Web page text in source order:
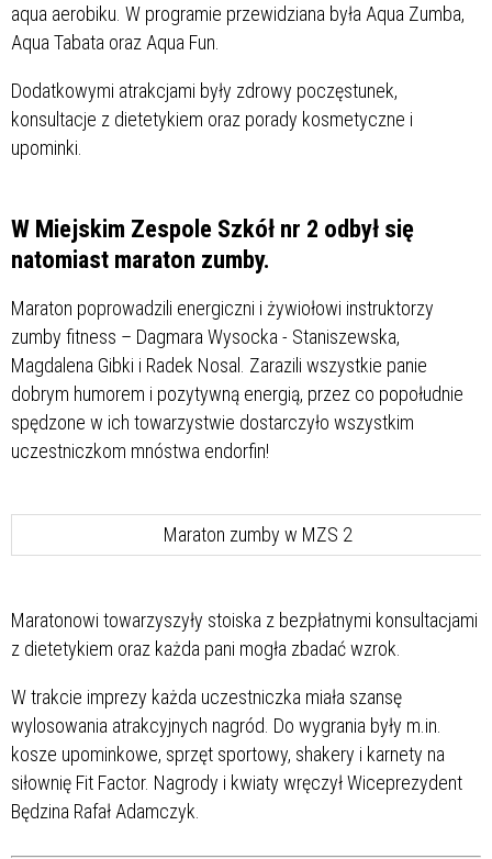
aqua aerobiku. W programie przewidziana była Aqua Zumba,
Aqua Tabata oraz Aqua Fun.
Dodatkowymi atrakcjami były zdrowy poczęstunek,
konsultacje z dietetykiem oraz porady kosmetyczne i
upominki.
W Miejskim Zespole Szkół nr 2 odbył się
natomiast maraton zumby.
Maraton poprowadzili energiczni i żywiołowi instruktorzy
zumby fitness – Dagmara Wysocka - Staniszewska,
Magdalena Gibki i Radek Nosal. Zarazili wszystkie panie
dobrym humorem i pozytywną energią, przez co popołudnie
spędzone w ich towarzystwie dostarczyło wszystkim
uczestniczkom mnóstwa endorfin!
Maraton zumby w MZS 2
Maratonowi towarzyszyły stoiska z bezpłatnymi konsultacjami
z dietetykiem oraz każda pani mogła zbadać wzrok.
W trakcie imprezy każda uczestniczka miała szansę
wylosowania atrakcyjnych nagród. Do wygrania były m.in.
kosze upominkowe, sprzęt sportowy, shakery i karnety na
siłownię Fit Factor. Nagrody i kwiaty wręczył Wiceprezydent
Będzina Rafał Adamczyk.